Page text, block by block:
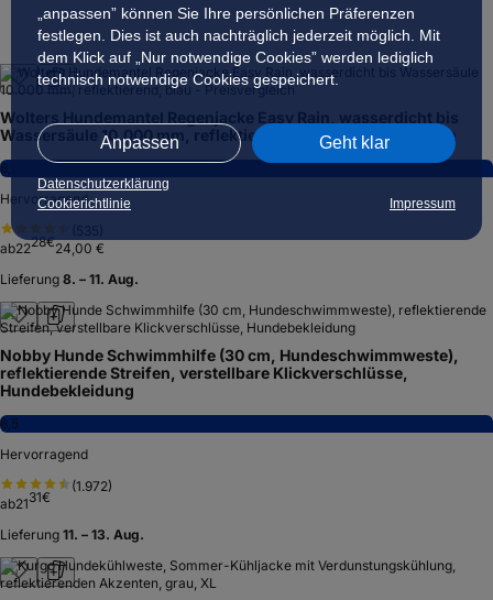
„anpassen” können Sie Ihre persönlichen Präferenzen
festlegen. Dies ist auch nachträglich jederzeit möglich. Mit
dem Klick auf „Nur notwendige Cookies” werden lediglich
technisch notwendige Cookies gespeichert.
Anpassen Geht klar
Datenschutzerklärung
Cookierichtlinie
Impressum
Wolters Hundemantel Regenjacke Easy Rain, wasserdicht bis
Wassersäule 10.000 mm, reflektierend, blau - Preisvergleich
8,1
Hervorragend
ab2228€24,00 €
Lieferung 8. – 11. Aug.
Nobby Hunde Schwimmhilfe (30 cm, Hundeschwimmweste),
reflektierende Streifen, verstellbare Klickverschlüsse,
Hundebekleidung
8,5
Hervorragend
(1.972)
ab2131€
Lieferung 11. – 13. Aug.